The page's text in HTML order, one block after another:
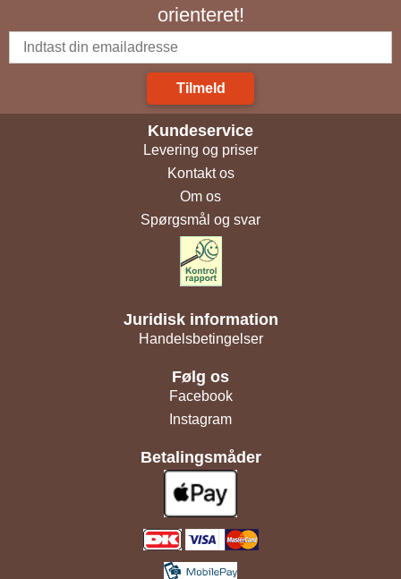
orienteret!
Tilmeld
Kundeservice
Levering og priser
Kontakt os
Om os
Spørgsmål og svar
Juridisk information
Handelsbetingelser
Følg os
Facebook
Instagram
Betalingsmåder